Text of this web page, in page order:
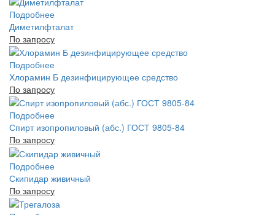
Подробнее
Диметилфталат
По запросу
Подробнее
Хлорамин Б дезинфицирующее средство
По запросу
Подробнее
Спирт изопропиловый (абс.) ГОСТ 9805-84
По запросу
Подробнее
Скипидар живичный
По запросу